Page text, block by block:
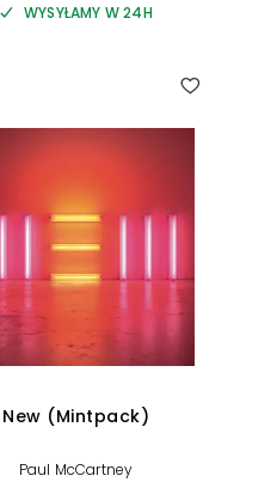
WYSYŁAMY W 24H
New (Mintpack)
Paul McCartney